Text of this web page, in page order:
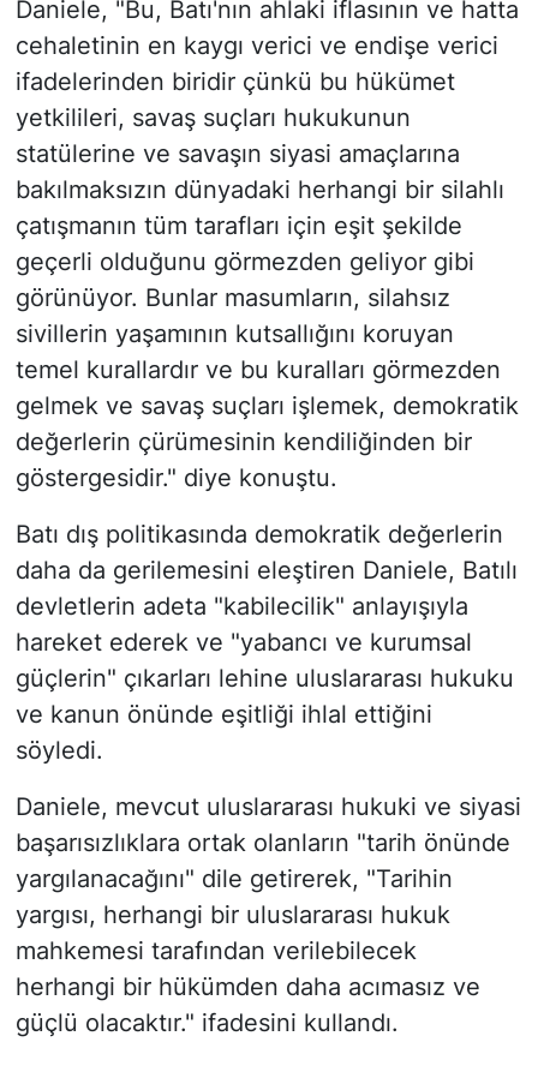
Daniele, "Bu, Batı'nın ahlaki iflasının ve hatta
cehaletinin en kaygı verici ve endişe verici
ifadelerinden biridir çünkü bu hükümet
yetkilileri, savaş suçları hukukunun
statülerine ve savaşın siyasi amaçlarına
bakılmaksızın dünyadaki herhangi bir silahlı
çatışmanın tüm tarafları için eşit şekilde
geçerli olduğunu görmezden geliyor gibi
görünüyor. Bunlar masumların, silahsız
sivillerin yaşamının kutsallığını koruyan
temel kurallardır ve bu kuralları görmezden
gelmek ve savaş suçları işlemek, demokratik
değerlerin çürümesinin kendiliğinden bir
göstergesidir." diye konuştu.
Batı dış politikasında demokratik değerlerin
daha da gerilemesini eleştiren Daniele, Batılı
devletlerin adeta "kabilecilik" anlayışıyla
hareket ederek ve "yabancı ve kurumsal
güçlerin" çıkarları lehine uluslararası hukuku
ve kanun önünde eşitliği ihlal ettiğini
söyledi.
Daniele, mevcut uluslararası hukuki ve siyasi
başarısızlıklara ortak olanların "tarih önünde
yargılanacağını" dile getirerek, "Tarihin
yargısı, herhangi bir uluslararası hukuk
mahkemesi tarafından verilebilecek
herhangi bir hükümden daha acımasız ve
güçlü olacaktır." ifadesini kullandı.